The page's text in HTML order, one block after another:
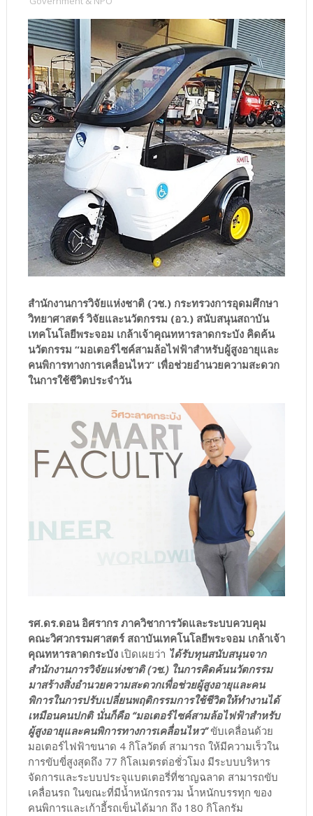
สำนักงานการวิจัยแห่งชาติ (วช.) กระทรวงการอุดมศึกษา
วิทยาศาสตร์ วิจัยและนวัตกรรม (อว.) สนับสนุนสถาบัน
เทคโนโลยีพระจอม เกล้าเจ้าคุณทหารลาดกระบัง คิดค้น
นวัตกรรม “มอเตอร์ไซค์สามล้อไฟฟ้าสำหรับผู้สูงอายุและ
คนพิการทางการเคลื่อนไหว” เพื่อช่วยอำนวยความสะดวก
ในการใช้ชีวิตประจำวัน
รศ.ดร.ดอน อิศรากร ภาควิชาการวัดและระบบควบคุม
คณะวิศวกรรมศาสตร์ สถาบันเทคโนโลยีพระจอม เกล้าเจ้า
คุณทหารลาดกระบังเปิดเผยว่า ได้รับทุนสนับสนุนจาก
สำนักงานการวิจัยแห่งชาติ (วช.) ในการคิดค้นนวัตกรรม
มาสร้างสิ่งอำนวยความสะดวกเพื่อช่วยผู้สูงอายุและคน
พิการในการปรับเปลี่ยนพฤติกรรมการใช้ชีวิตให้ทำงานได้
เหมือนคนปกติ นั่นก็คือ “มอเตอร์ไซค์สามล้อไฟฟ้าสำหรับ
ผู้สูงอายุและคนพิการทางการเคลื่อนไหว”ขับเคลื่อนด้วย
มอเตอร์ไฟฟ้าขนาด 4 กิโลวัตต์ สามารถ ให้มีความเร็วใน
การขับขี่สูงสุดถึง 77 กิโลเมตรต่อชั่วโมง มีระบบบริหาร
จัดการและระบบประจุแบตเตอรี่ที่ชาญฉลาด สามารถขับ
เคลื่อนรถ ในขณะที่มีน้ำหนักรถรวม น้ำหนักบรรทุก ของ
คนพิการและเก้าอี้รถเข็นได้มาก ถึง 180 กิโลกรัม